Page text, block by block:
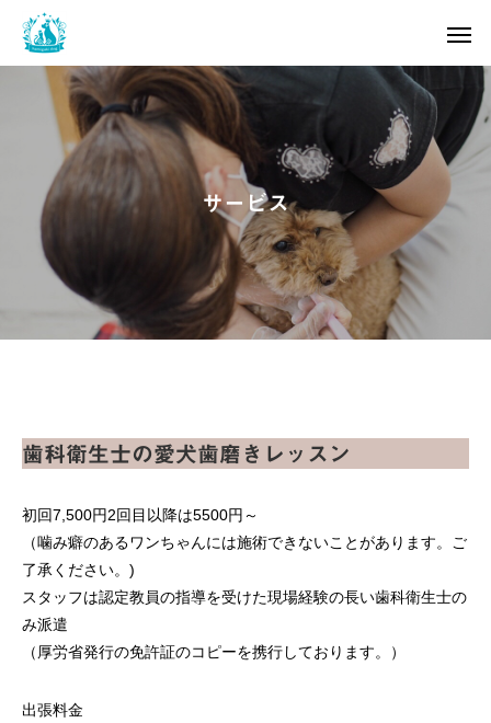
サービス
歯科衛生士の愛犬歯磨きレッスン
初回7,500円2回目以降は5500円～
（噛み癖のあるワンちゃんには施術できないことがあります。ご
了承ください。)
スタッフは認定教員の指導を受けた現場経験の長い歯科衛生士の
み派遣
（厚労省発行の免許証のコピーを携行しております。）
出張料金